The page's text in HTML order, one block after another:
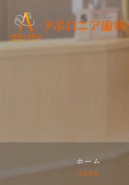
ホーム
HOME